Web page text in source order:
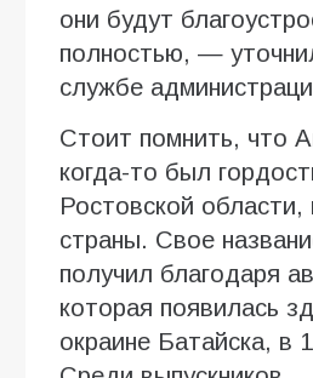
они будут
полностью, —
службе
Стоит помнить, что
когда-то был
Ростовской области,
страны. Свое
получил благодаря
которая появилась
окраине Батайска, в